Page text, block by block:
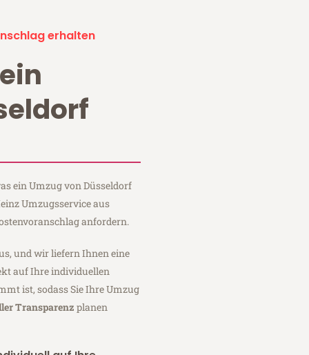
erhalten
ein Umzug von Düsseldorf
Umzugsservice aus
anfordern.
und wir liefern Ihnen eine
auf Ihre individuellen
ist, sodass Sie Ihre Umzug
Transparenz planen